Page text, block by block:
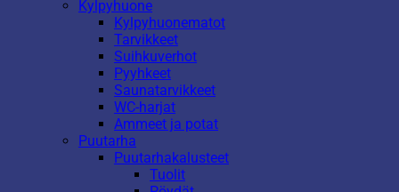
Kylpyhuone
Kylpyhuonematot
Tarvikkeet
Suihkuverhot
Pyyhkeet
Saunatarvikkeet
WC-harjat
Ammeet ja potat
Puutarha
Puutarhakalusteet
Tuolit